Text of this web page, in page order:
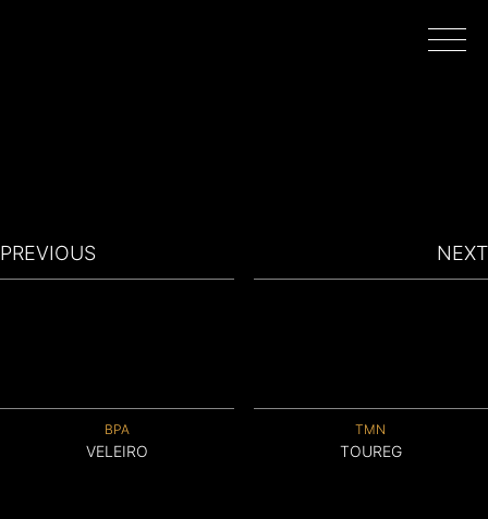
REALIZADORES
PREVIOUS
BPA
VELEIRO
NEXT
TMN
TOUREG